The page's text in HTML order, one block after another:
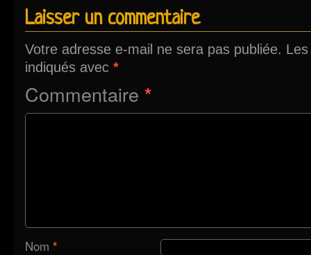
Laisser un commentaire
Votre adresse e-mail ne sera pas publiée.
indiqués avec *
Commentaire *
Nom *